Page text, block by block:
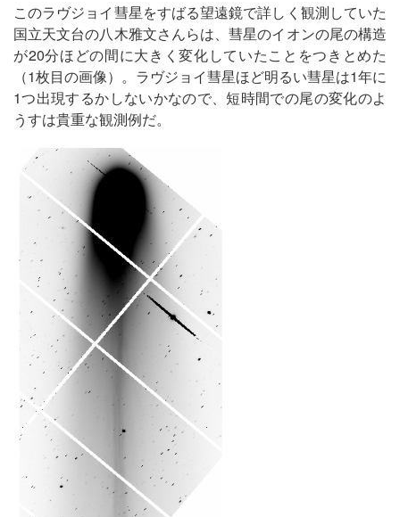
このラヴジョイ彗星をすばる望遠鏡で詳しく観測していた
国立天文台の八木雅文さんらは、彗星のイオンの尾の構造
が20分ほどの間に大きく変化していたことをつきとめた
（1枚目の画像）。ラヴジョイ彗星ほど明るい彗星は1年に
1つ出現するかしないかなので、短時間での尾の変化のよ
うすは貴重な観測例だ。